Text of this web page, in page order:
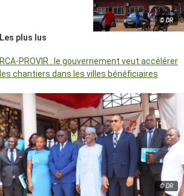
© DR
Les plus lus
RCA-PROVIR : le gouvernement veut accélérer
les chantiers dans les villes bénéficiaires
© DR